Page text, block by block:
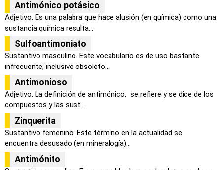
Antimónico potásico
Adjetivo. Es una palabra que hace alusión (en química) como una
sustancia química resulta...
Sulfoantimoniato
Sustantivo masculino. Este vocabulario es de uso bastante
infrecuente, inclusive obsoleto...
Antimonioso
Adjetivo. La definición de antimónico, se refiere y se dice de los
compuestos y las sust...
Zinquerita
Sustantivo femenino. Este término en la actualidad se
encuentra desusado (en mineralogía)...
Antimónito